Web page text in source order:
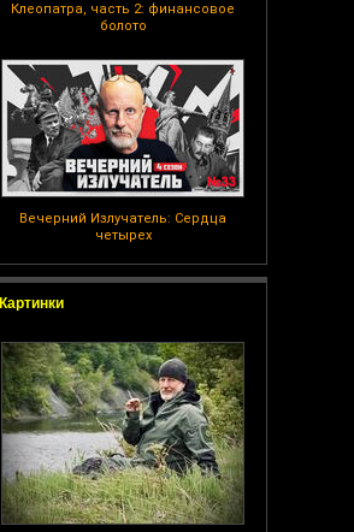
Клеопатра, часть 2: финансовое
болото
Вечерний Излучатель: Сердца
четырех
Картинки